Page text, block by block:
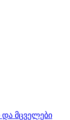
მცველები